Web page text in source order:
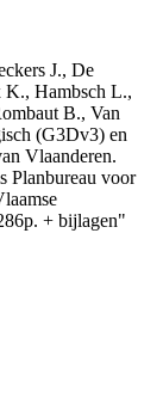
J., De
Hambsch L.,
B., Van
(G3Dv3) en
Vlaanderen.
Planbureau voor
+ bijlagen"